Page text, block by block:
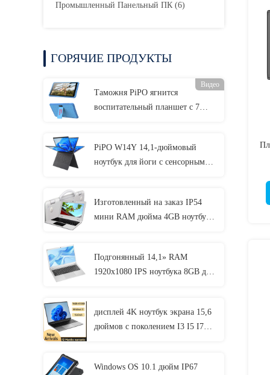
Промышленный Панельный ПК(6)
ГОРЯЧИЕ ПРОДУКТЫ
Видео
Таможня PiPO ягнится
воспитательный планшет с 7
PiPO W14Y 14,1-дюймовый
ноутбук для йоги с сенсорным
портативный ноутбук
Изготовленный на заказ IP54
мини RAM дюйма 4GB ноутбука
Подгонянный 14,1» RAM
1920x1080 IPS ноутбука 8GB для
дисплей 4K ноутбук экрана 15,6
дюймов с поколением I3 I5 I7
Windows OS 10.1 дюйм IP67